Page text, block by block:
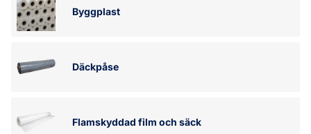
Byggplast
Däckpåse
Flamskyddad film och säck